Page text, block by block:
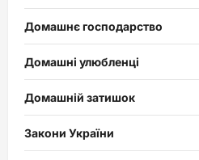
Домашнє господарство
Домашні улюбленці
Домашній затишок
Закони України